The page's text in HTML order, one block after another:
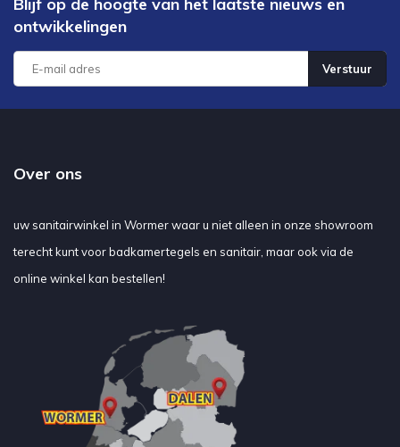
Blijf op de hoogte van het laatste nieuws en
ontwikkelingen
Verstuur
Over ons
uw sanitairwinkel in Wormer waar u niet alleen in onze showroom
terecht kunt voor badkamertegels en sanitair, maar ook via de
online winkel kan bestellen!